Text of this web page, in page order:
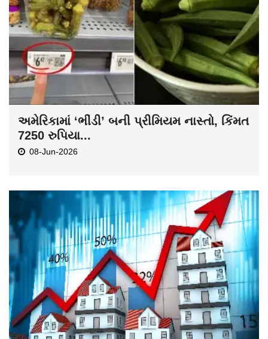
અમેરિકામાં ‘ભીંડી’ બની પ્રીમિયમ નાસ્તો, કિંમત
7250 રુપિયા...
08-Jun-2026